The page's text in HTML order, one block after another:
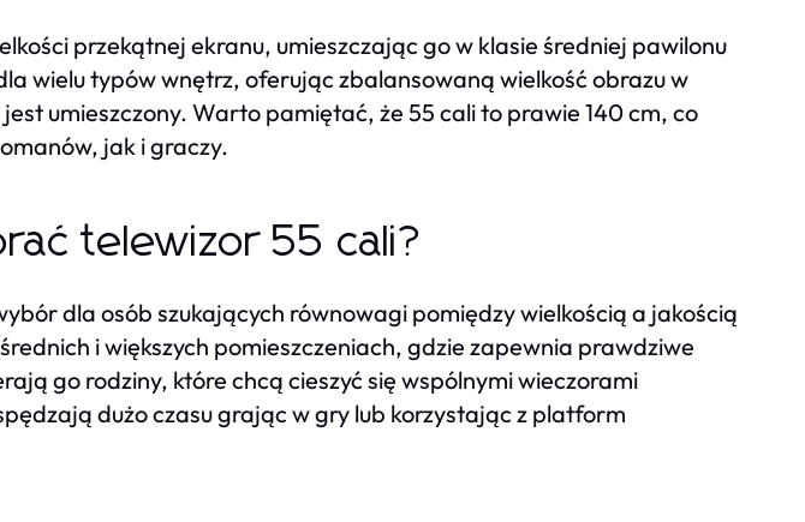
przekątnej ekranu, umieszczając go w klasie średniej pawilonu
wielu typów wnętrz, oferując zbalansowaną wielkość obrazu w
umieszczony. Warto pamiętać, że 55 cali to prawie 140 cm, co
jak i graczy.
telewizor 55 cali?
dla osób szukających równowagi pomiędzy wielkością a jakością
i większych pomieszczeniach, gdzie zapewnia prawdziwe
go rodziny, które chcą cieszyć się wspólnymi wieczorami
dużo czasu grając w gry lub korzystając z platform